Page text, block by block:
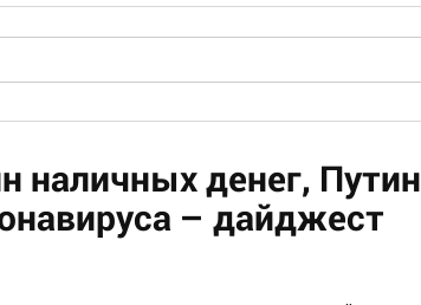
наличных денег, Путин
– дайджест